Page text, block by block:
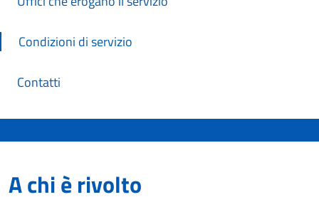
Condizioni di servizio
Contatti
A chi è rivolto